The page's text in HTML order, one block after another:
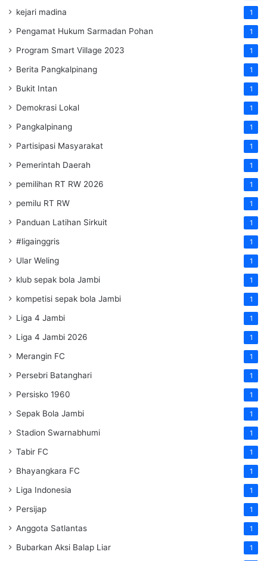
kejari madina 1
Pengamat Hukum Sarmadan Pohan 1
Program Smart Village 2023 1
Berita Pangkalpinang 1
Bukit Intan 1
Demokrasi Lokal 1
Pangkalpinang 1
Partisipasi Masyarakat 1
Pemerintah Daerah 1
pemilihan RT RW 2026 1
pemilu RT RW 1
Panduan Latihan Sirkuit 1
#ligainggris 1
Ular Weling 1
klub sepak bola Jambi 1
kompetisi sepak bola Jambi 1
Liga 4 Jambi 1
Liga 4 Jambi 2026 1
Merangin FC 1
Persebri Batanghari 1
Persisko 1960 1
Sepak Bola Jambi 1
Stadion Swarnabhumi 1
Tabir FC 1
Bhayangkara FC 1
Liga Indonesia 1
Persijap 1
Anggota Satlantas 1
Bubarkan Aksi Balap Liar 1